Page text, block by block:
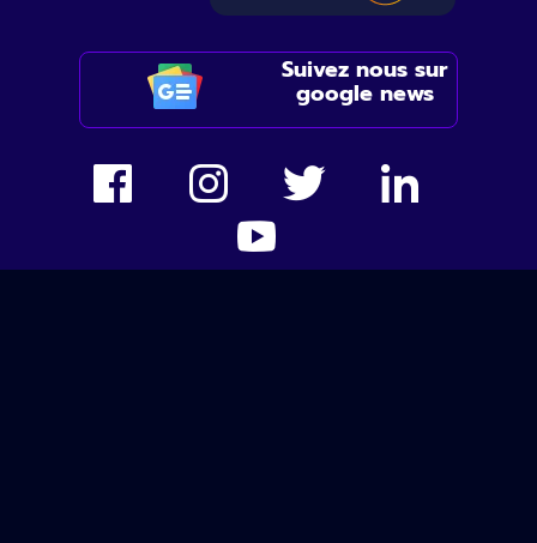
Suivez nous sur
google news